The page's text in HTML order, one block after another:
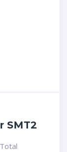
SMT2
Total